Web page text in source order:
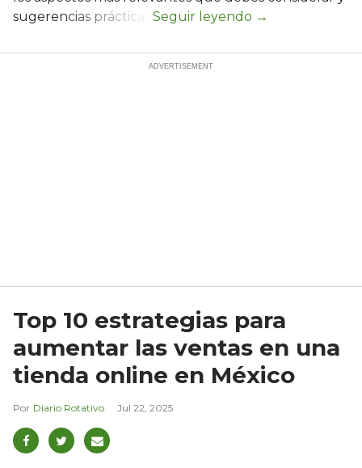
sugerencias prácticas.
Top 10 estrategias para
aumentar las ventas en una
tienda online en México
Diario Rotativo Jul 22, 2025